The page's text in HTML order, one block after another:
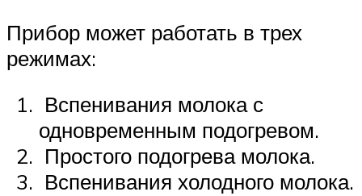
Прибор может работать в трех
режимах:
Вспенивания молока с
одновременным подогревом.
Простого подогрева молока.
Вспенивания холодного молока.